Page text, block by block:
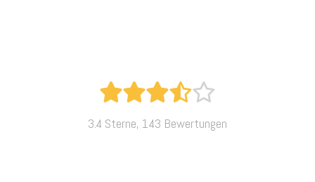
3.4 Sterne, 143 Bewertungen